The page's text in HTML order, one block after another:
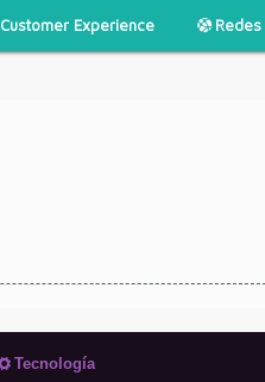
Customer Experience
Tecnología